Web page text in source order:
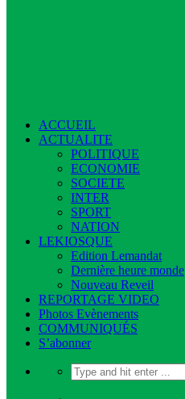
ACCUEIL
ACTUALITE
POLITIQUE
ECONOMIE
SOCIETE
INTER
SPORT
NATION
LEKIOSQUE
Edition Lemandat
Dernière heure monde
Nouveau Reveil
REPORTAGE VIDEO
Photos Evènements
COMMUNIQUÉS
S’abonner